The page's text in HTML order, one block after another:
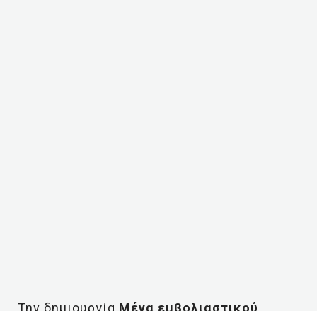
Την δημιουργία Μέγα εμβολιαστικού